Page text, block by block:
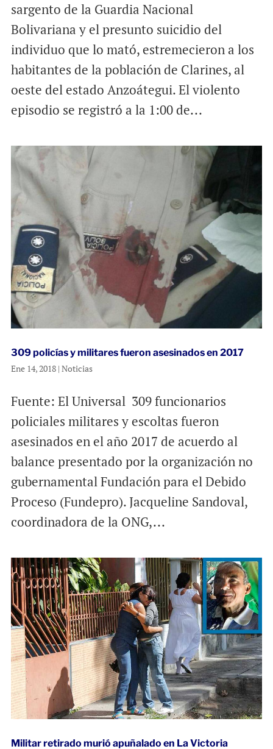
sargento de la Guardia Nacional
Bolivariana y el presunto suicidio del
individuo que lo mató, estremecieron a los
habitantes de la población de Clarines, al
oeste del estado Anzoátegui. El violento
episodio se registró a la 1:00 de...
309 policías y militares fueron asesinados en 2017
Ene 14, 2018| Noticias
Fuente: El Universal 309 funcionarios
policiales militares y escoltas fueron
asesinados en el año 2017 de acuerdo al
balance presentado por la organización no
gubernamental Fundación para el Debido
Proceso (Fundepro). Jacqueline Sandoval,
coordinadora de la ONG,...
Militar retirado murió apuñalado en La Victoria